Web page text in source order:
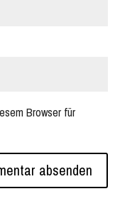
Browser für